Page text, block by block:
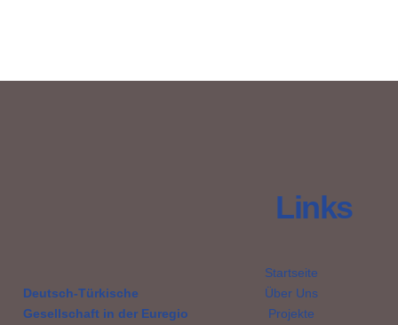
Deutsch-Türkische
Gesellschaft in der Euregio
Links
Startseite
Über Uns
Projekte